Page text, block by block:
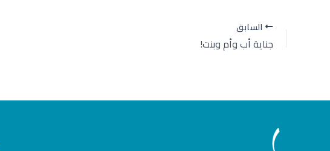
السابق
جناية أب وأم وبنت!